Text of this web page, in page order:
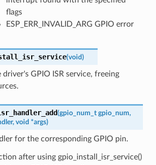
flags
ESP_ERR_INVALID_ARG GPIO error
(void)
GPIO ISR service, freeing
(gpio_num_t gpio_num,
, void *args)
for the corresponding GPIO pin.
after using gpio_install_isr_service()